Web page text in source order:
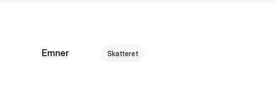
Emner Skatteret